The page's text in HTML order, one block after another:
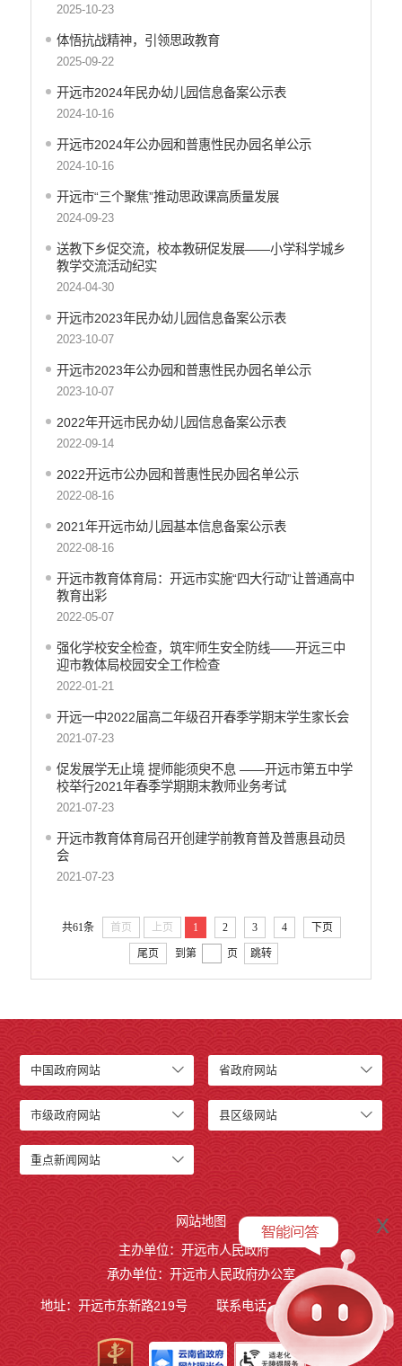
重大决策
减税降费
稳岗就业
应急预案
产品质量
公共文化服务
疫情防控
社会救助信息
规划计划
重大决策预公开
生态环境
义务教育
政府集中采购
环保督察
医疗卫生
行政许可
行政处罚和行政强制
乡村振兴工作信息公开
2025-10-23
体悟抗战精神，引领思政教育
2025-09-22
开远市2024年民办幼儿园信息备案公示表
2024-10-16
开远市2024年公办园和普惠性民办园名单公示
2024-10-16
开远市“三个聚焦”推动思政课高质量发展
2024-09-23
送教下乡促交流，校本教研促发展——小学科学城乡
教学交流活动纪实
2024-04-30
开远市2023年民办幼儿园信息备案公示表
2023-10-07
开远市2023年公办园和普惠性民办园名单公示
2023-10-07
2022年开远市民办幼儿园信息备案公示表
2022-09-14
2022开远市公办园和普惠性民办园名单公示
2022-08-16
2021年开远市幼儿园基本信息备案公示表
2022-08-16
开远市教育体育局：开远市实施“四大行动”让普通高中
教育出彩
2022-05-07
强化学校安全检查，筑牢师生安全防线——开远三中
迎市教体局校园安全工作检查
2022-01-21
开远一中2022届高二年级召开春季学期末学生家长会
2021-07-23
促发展学无止境 提师能须臾不息 ——开远市第五中学
校举行2021年春季学期期末教师业务考试
2021-07-23
开远市教育体育局召开创建学前教育普及普惠县动员
会
2021-07-23
共61条 首页 上页 1 2 3 4 下页
尾页 到第 页 跳转
中国政府网站 省政府网站
市级政府网站 县区级网站
重点新闻网站
网站地图
主办单位：开远市人民政府
承办单位：开远市人民政府办公室
地址：开远市东新路219号 联系电话：0873-7236877
x